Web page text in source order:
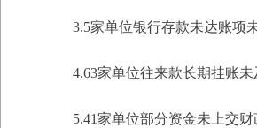
3.5家单位银行存款未达账项
4.63家单位往来款长期挂账
5.41家单位部分资金未上交